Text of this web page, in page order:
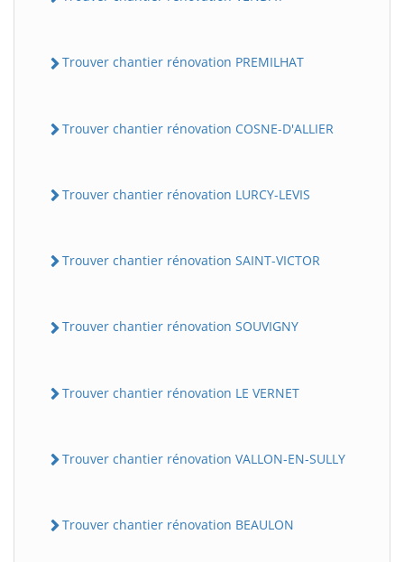
Trouver chantier rénovation PREMILHAT
Trouver chantier rénovation COSNE-D'ALLIER
Trouver chantier rénovation LURCY-LEVIS
Trouver chantier rénovation SAINT-VICTOR
Trouver chantier rénovation SOUVIGNY
Trouver chantier rénovation LE VERNET
Trouver chantier rénovation VALLON-EN-SULLY
Trouver chantier rénovation BEAULON